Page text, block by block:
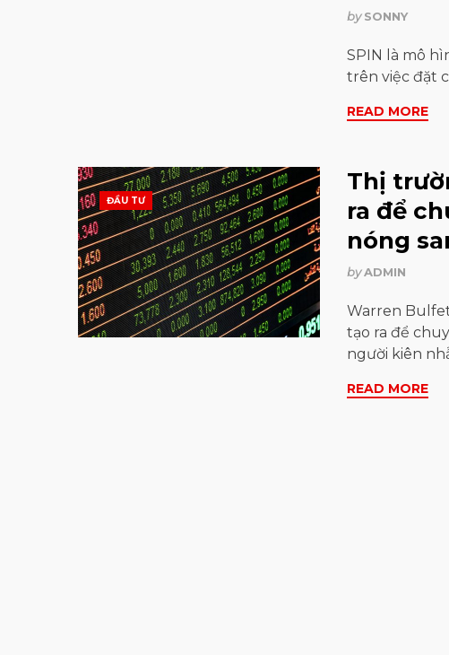
bySONNY
SPIN là mô
trên việc đặt
READ MORE
ĐẦU TƯ
Thị
ra để
nóng
byADMIN
Warren
tạo ra để
người kiên
READ MORE